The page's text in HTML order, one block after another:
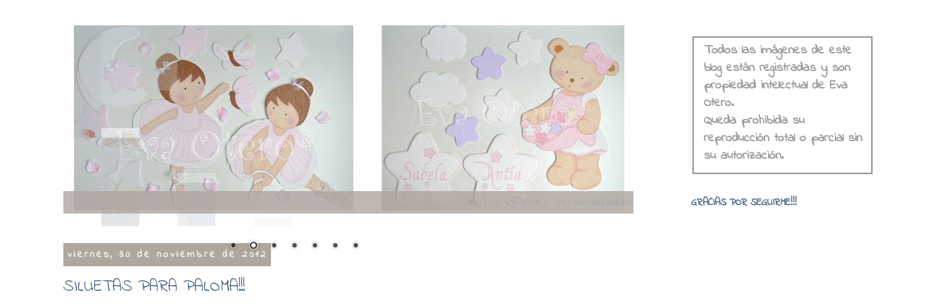
viernes, 30 de noviembre de 2012
SILUETAS PARA PALOMA!!!
Todos las imágenes de este
blog están registradas y son
propiedad intelectual de Eva
Otero.
Queda prohibida su
reproducción total o parcial sin
su autorización.
GRACIAS POR SEGUIRME!!!